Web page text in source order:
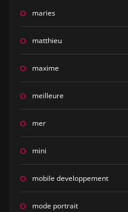
maries
matthieu
maxime
meilleure
mer
mini
mobile developpement
mode portrait